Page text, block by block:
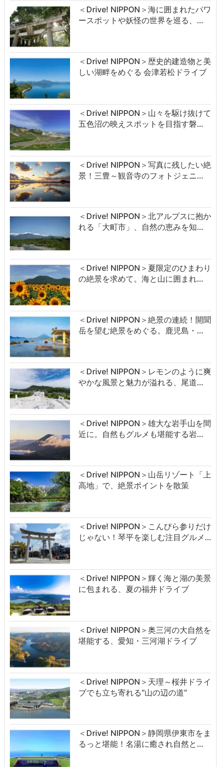
＜Drive! NIPPON＞海に囲まれたパワ
ースポットや妖怪の世界を巡る、…
＜Drive! NIPPON＞歴史的建造物と美
しい湖畔をめぐる 会津若松ドライブ
＜Drive! NIPPON＞山々を駆け抜けて
五色沼の映えスポットを目指す磐…
＜Drive! NIPPON＞写真に残したい絶
景！三豊～観音寺のフォトジェニ…
＜Drive! NIPPON＞北アルプスに抱か
れる「大町市」、自然の恵みを知…
＜Drive! NIPPON＞夏限定のひまわり
の絶景を求めて。海と山に囲まれ…
＜Drive! NIPPON＞絶景の連続！開聞
岳を望む絶景をめぐる。鹿児島・…
＜Drive! NIPPON＞レモンのように爽
やかな風景と魅力が溢れる、尾道…
＜Drive! NIPPON＞雄大な岩手山を間
近に。自然もグルメも堪能する岩…
＜Drive! NIPPON＞山岳リゾート「上
高地」で、絶景ポイントを散策
＜Drive! NIPPON＞こんぴら参りだけ
じゃない！琴平を楽しむ注目グルメ…
＜Drive! NIPPON＞輝く海と湖の美景
に包まれる、夏の福井ドライブ
＜Drive! NIPPON＞奥三河の大自然を
堪能する、愛知・三河湖ドライブ
＜Drive! NIPPON＞天理～桜井ドライ
ブでも立ち寄れる“山の辺の道”
＜Drive! NIPPON＞静岡県伊東市をま
るっと堪能！名湯に癒され自然と…